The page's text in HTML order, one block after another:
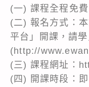
(一) 課程全程免
(二) 報名方式：
平台」開課，請
(http://
(三) 課程網址：
(四) 開課時段：